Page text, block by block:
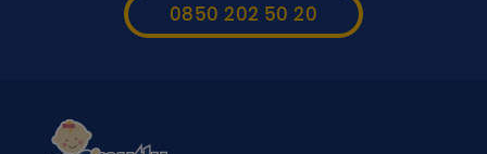
0850 202 50 20